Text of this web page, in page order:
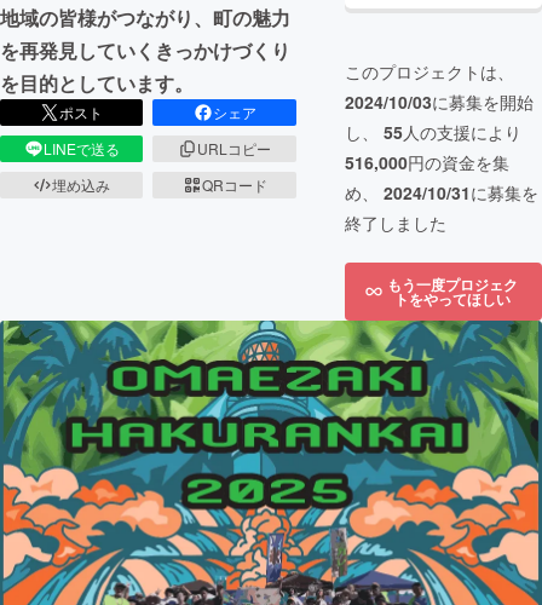
地域の皆様がつながり、町の魅力
を再発見していくきっかけづくり
を目的としています。
ポスト
シェア
LINEで送る
URLコピー
埋め込み
QRコード
このプロジェクトは、
2024/10/03に募集を開始
し、 55人の支援により
516,000円の資金を集
め、 2024/10/31に募集を
終了しました
もう一度プロジェク
トをやってほしい